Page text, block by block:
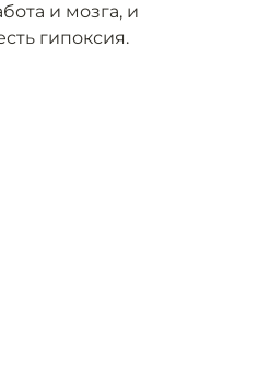
и мозга, и
гипоксия.